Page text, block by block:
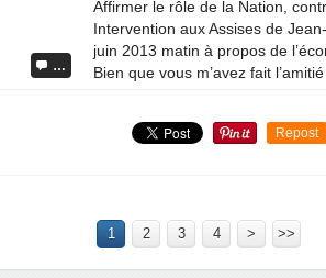
…
Affirmer le rôle de la Nation,
Intervention aux Assises de
juin 2013 matin à propos de
Bien que vous m’avez fait
Repost
1 2 3 4 > >>